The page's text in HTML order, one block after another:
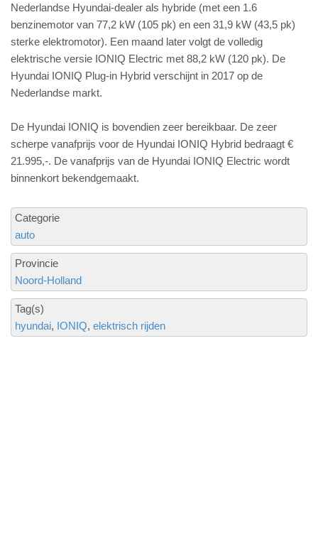
Nederlandse Hyundai-dealer als hybride (met een 1.6
benzinemotor van 77,2 kW (105 pk) en een 31,9 kW (43,5 pk)
sterke elektromotor). Een maand later volgt de volledig
elektrische versie IONIQ Electric met 88,2 kW (120 pk). De
Hyundai IONIQ Plug-in Hybrid verschijnt in 2017 op de
Nederlandse markt.
De Hyundai IONIQ is bovendien zeer bereikbaar. De zeer
scherpe vanafprijs voor de Hyundai IONIQ Hybrid bedraagt €
21.995,-. De vanafprijs van de Hyundai IONIQ Electric wordt
binnenkort bekendgemaakt.
Categorie
auto
Provincie
Noord-Holland
Tag(s)
hyundai IONIQ elektrisch rijden